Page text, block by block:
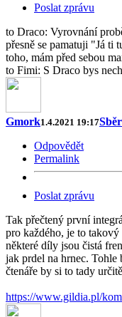
Poslat zprávu
to Draco: Vyrovnání
přesně se pamatuji "Já ti
toho, mám před sebou
to Fimi: S Draco bys
Gmork1.4.2021 19:17
Odpovědět
Permalink
Poslat zprávu
Tak přečtený první
pro každého, je to
některé díly jsou čistá
jak prdel na hrnec.
čtenáře by si to tady
https://www.gildia.pl/